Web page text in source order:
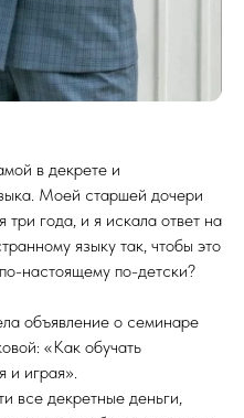
в декрете и
Моей старшей дочери
года, и я искала ответ на
языку так, чтобы это
настоящему по-детски?
объявление о семинаре
«Как обучать
и играя».
все декретные деньги,